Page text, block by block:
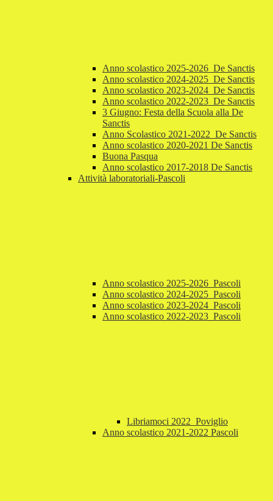
Anno scolastico 2025-2026_De Sanctis
Anno scolastico 2024-2025_De Sanctis
Anno scolastico 2023-2024_De Sanctis
Anno scolastico 2022-2023_De Sanctis
3 Giugno: Festa della Scuola alla De
Sanctis
Anno Scolastico 2021-2022_De Sanctis
Anno scolastico 2020-2021 De Sanctis
Buona Pasqua
Anno scolastico 2017-2018 De Sanctis
Attività laboratoriali-Pascoli
Anno scolastico 2025-2026_Pascoli
Anno scolastico 2024-2025_Pascoli
Anno scolastico 2023-2024_Pascoli
Anno scolastico 2022-2023_Pascoli
Libriamoci 2022_Poviglio
Anno scolastico 2021-2022 Pascoli